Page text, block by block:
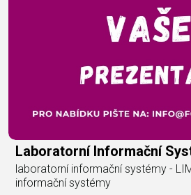
Laboratorní Informační
laboratorní informační systémy -
informační systémy